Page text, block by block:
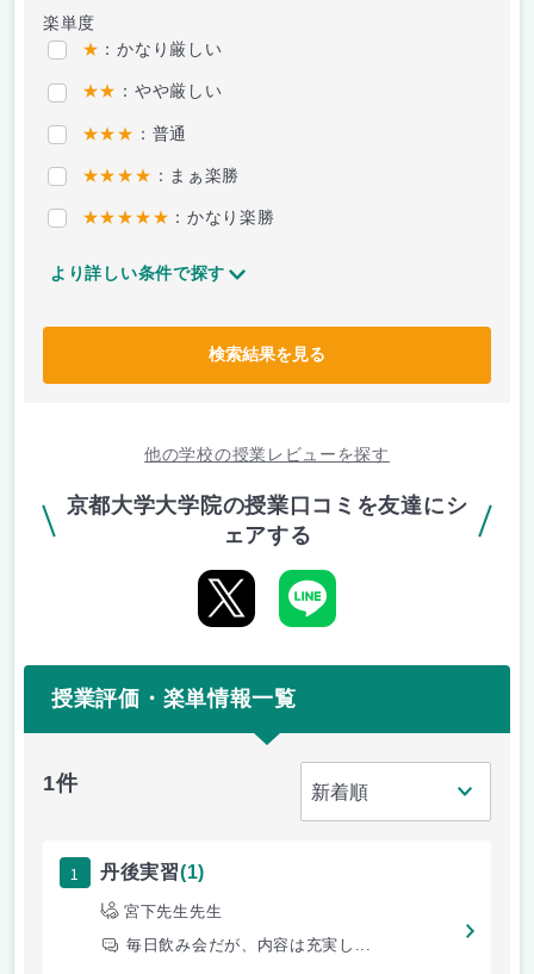
楽単度
★ ：かなり厳しい
★★ ：やや厳しい
★★★ ：普通
★★★★ ：まぁ楽勝
★★★★★ ：かなり楽勝
より詳しい条件で探す
検索結果を見る
他の学校の授業レビューを探す
京都大学大学院の授業口コミを友達にシ
ェアする
授業評価・楽単情報一覧
1件
1 丹後実習(1)
宮下先生先生
毎日飲み会だが、内容は充実し...